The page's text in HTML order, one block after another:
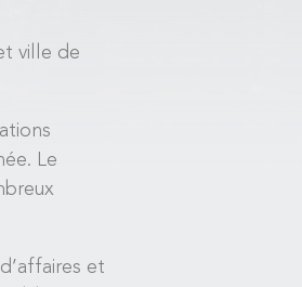
ville de
Le
et